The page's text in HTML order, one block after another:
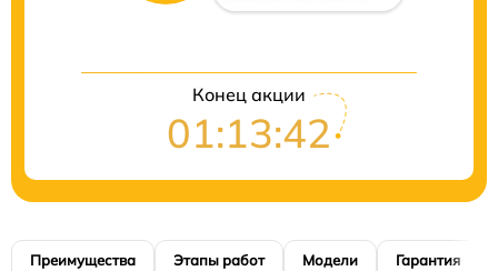
Конец акции
01:13:41
Преимущества Этапы работ Модели Гарантия